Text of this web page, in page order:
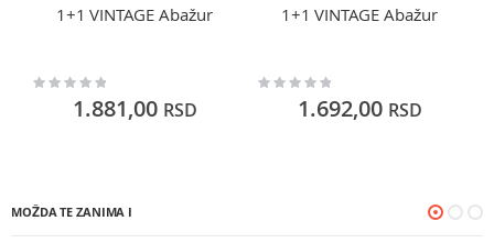
1+1 VINTAGE Abažur
Rating:
1.881,00 RSD
1+1 VINTAGE Abažur
Rating:
1.692,00 RSD
MOŽDA TE ZANIMA I